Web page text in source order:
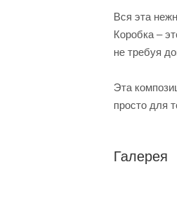
Вся эта
Коробка –
не требуя
Эта
просто для
Галерея